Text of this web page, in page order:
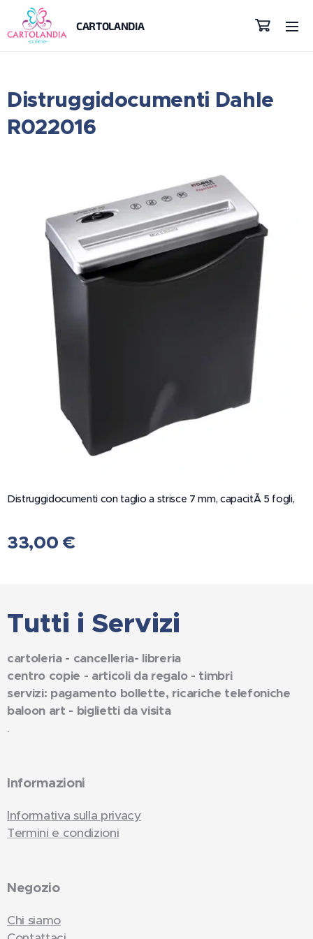
CARTOLANDIA
Distruggidocumenti Dahle
R022016
Distruggidocumenti con taglio a strisce 7 mm, capacitÃ 5 fogli,
33,00 €
Tutti i Servizi
cartoleria - cancelleria- libreria
centro copie - articoli da regalo - timbri
servizi: pagamento bollette, ricariche telefoniche
baloon art - biglietti da visita
.
Informazioni
Informativa sulla privacy
Termini e condizioni
Negozio
Chi siamo